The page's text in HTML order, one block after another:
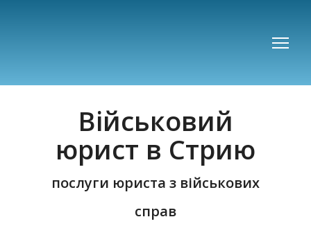
Військовий
юрист в Стрию
послуги юриста з військових
справ